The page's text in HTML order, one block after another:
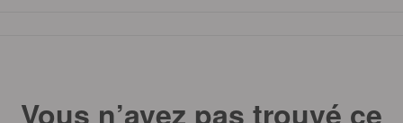
Vous n’avez pas trouvé ce